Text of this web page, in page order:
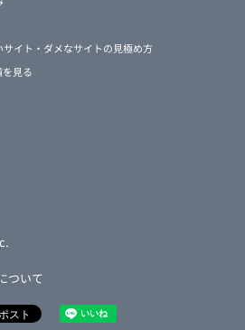
イト・ダメなサイトの見極め方
見る
ついて